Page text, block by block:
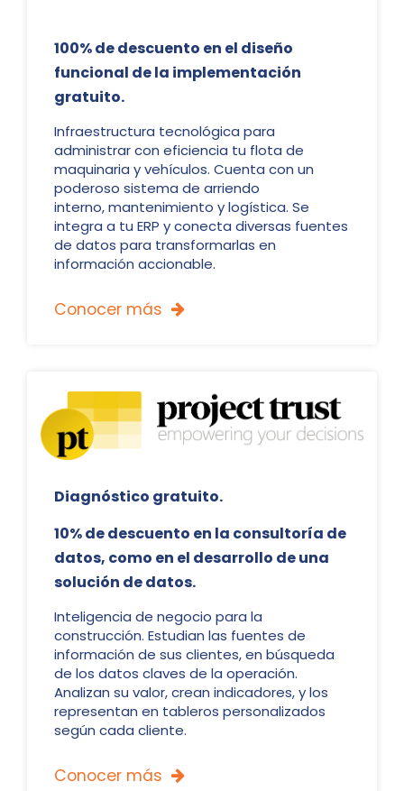
100% de descuento en el diseño
funcional de la implementación
gratuito.
Infraestructura tecnológica para
administrar con eficiencia tu flota de
maquinaria y vehículos. Cuenta con un
poderoso sistema de arriendo
interno, mantenimiento y logística. Se
integra a tu ERP y conecta diversas fuentes
de datos para transformarlas en
información accionable.
Conocer más 
Diagnóstico gratuito.
10% de descuento en la consultoría de
datos, como en el desarrollo de una
solución de datos.
Inteligencia de negocio para la
construcción. Estudian las fuentes de
información de sus clientes, en búsqueda
de los datos claves de la operación.
Analizan su valor, crean indicadores, y los
representan en tableros personalizados
según cada cliente.
Conocer más 